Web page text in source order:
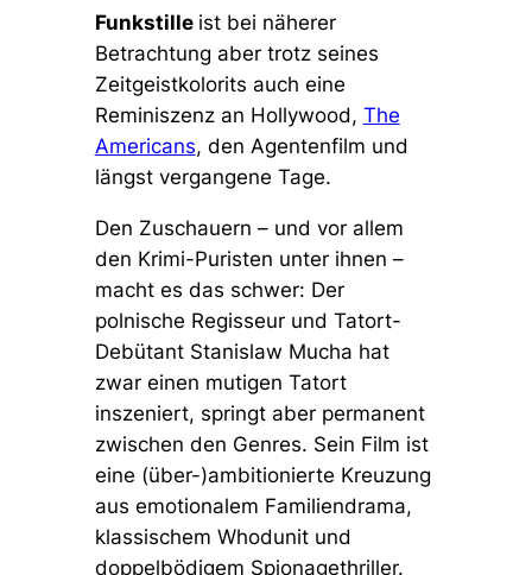
Funkstille ist bei näherer
Betrachtung aber trotz seines
Zeitgeistkolorits auch eine
Reminiszenz an Hollywood, The
Americans, den Agentenfilm und
längst vergangene Tage.
Den Zuschauern – und vor allem
den Krimi-Puristen unter ihnen –
macht es das schwer: Der
polnische Regisseur und Tatort-
Debütant Stanislaw Mucha hat
zwar einen mutigen Tatort
inszeniert, springt aber permanent
zwischen den Genres. Sein Film ist
eine (über-)ambitionierte Kreuzung
aus emotionalem Familiendrama,
klassischem Whodunit und
doppelbödigem Spionagethriller.